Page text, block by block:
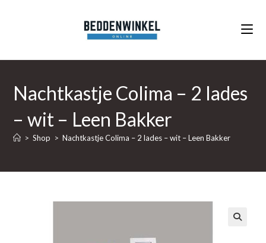
Nachtkastje Colima – 2 lades
– wit – Leen Bakker
> Shop > Nachtkastje Colima – 2 lades – wit – Leen Bakker